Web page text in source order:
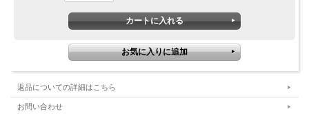
返品についての詳細はこちら
お問い合わせ